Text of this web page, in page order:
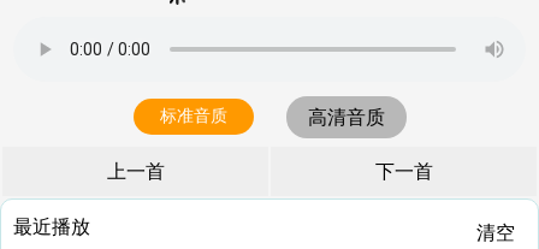
标准音质 高清音质
上一首 下一首
最近播放 清空